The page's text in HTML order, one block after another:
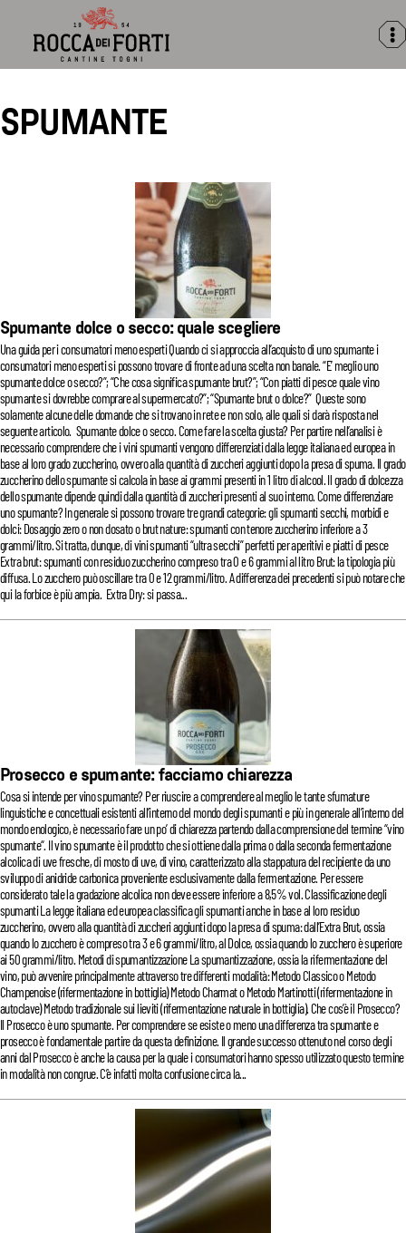
Rocca
Forti
SPUMANTE
Spumante dolce o secco: quale scegliere
Una guida per i consumatori meno esperti Quando ci si approccia all’acquisto di uno spumante i
consumatori meno esperti si possono trovare di fronte ad una scelta non banale. “E’ meglio uno
spumante dolce o secco?”; “Che cosa significa spumante brut?”; “Con piatti di pesce quale vino
spumante si dovrebbe comprare al supermercato?”; “Spumante brut o dolce?” Queste sono
solamente alcune delle domande che si trovano in rete e non solo, alle quali si darà risposta nel
seguente articolo. Spumante dolce o secco. Come fare la scelta giusta? Per partire nell’analisi è
necessario comprendere che i vini spumanti vengono differenziati dalla legge italiana ed europea in
base al loro grado zuccherino, ovvero alla quantità di zuccheri aggiunti dopo la presa di spuma. Il grado
zuccherino dello spumante si calcola in base ai grammi presenti in 1 litro di alcool. Il grado di dolcezza
dello spumante dipende quindi dalla quantità di zuccheri presenti al suo interno. Come differenziare
uno spumante? In generale si possono trovare tre grandi categorie: gli spumanti secchi, morbidi e
dolci: Dosaggio zero o non dosato o brut nature: spumanti con tenore zuccherino inferiore a 3
grammi/litro. Si tratta, dunque, di vini spumanti “ultra secchi” perfetti per aperitivi e piatti di pesce
Extra brut: spumanti con residuo zuccherino compreso tra 0 e 6 grammi al litro Brut: la tipologia più
diffusa. Lo zucchero può oscillare tra 0 e 12 grammi/litro. A differenza dei precedenti si può notare che
qui la forbice è più ampia. Extra Dry: si passa...
Prosecco e spumante: facciamo chiarezza
Cosa si intende per vino spumante? Per riuscire a comprendere al meglio le tante sfumature
linguistiche e concettuali esistenti all’interno del mondo degli spumanti e più in generale all’interno del
mondo enologico, è necessario fare un po’ di chiarezza partendo dalla comprensione del termine “vino
spumante“. Il vino spumante è il prodotto che si ottiene dalla prima o dalla seconda fermentazione
alcolica di uve fresche, di mosto di uve, di vino, caratterizzato alla stappatura del recipiente da uno
sviluppo di anidride carbonica proveniente esclusivamente dalla fermentazione. Per essere
considerato tale la gradazione alcolica non deve essere inferiore a 8,5% vol. Classificazione degli
spumanti La legge italiana ed europea classifica gli spumanti anche in base al loro residuo
zuccherino, ovvero alla quantità di zuccheri aggiunti dopo la presa di spuma: dall’Extra Brut, ossia
quando lo zucchero è compreso tra 3 e 6 grammi/litro, al Dolce, ossia quando lo zucchero è superiore
ai 50 grammi/litro. Metodi di spumantizzazione La spumantizzazione, ossia la rifermentazione del
vino, può avvenire principalmente attraverso tre differenti modalità: Metodo Classico o Metodo
Champenoise (rifermentazione in bottiglia) Metodo Charmat o Metodo Martinotti (rifermentazione in
autoclave) Metodo tradizionale sui lieviti (rifermentazione naturale in bottiglia). Che cos’è il Prosecco?
Il Prosecco è uno spumante. Per comprendere se esiste o meno una differenza tra spumante e
prosecco è fondamentale partire da questa definizione. Il grande successo ottenuto nel corso degli
anni dal Prosecco è anche la causa per la quale i consumatori hanno spesso utilizzato questo termine
in modalità non congrue. C’è infatti molta confusione circa la...